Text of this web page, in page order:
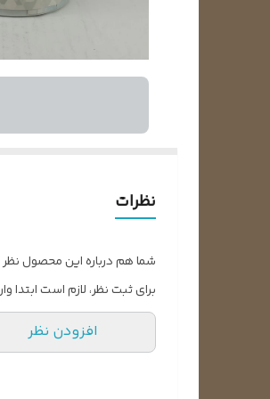
نظرات
شما هم درباره این محصول نظر
برای ثبت نظر، لازم است
افزودن نظر